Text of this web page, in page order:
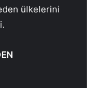
ülkelerini